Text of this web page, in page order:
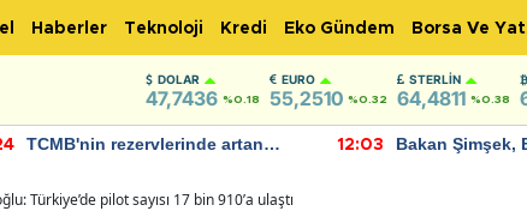
Haberler Teknoloji Kredi Eko Gündem Borsa Ve
DOLAR
47,7436 %0.18
EURO
55,2510 %0.32
STERLIN
64,4811 %0.38
TCMB'nin rezervlerinde artan
12:03
Bakan Şimşek,
Türkiye’de pilot sayısı 17 bin 910’a ulaştı